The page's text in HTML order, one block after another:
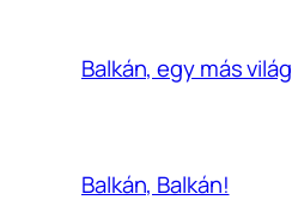
Balkán, egy más világ
Balkán, Balkán!